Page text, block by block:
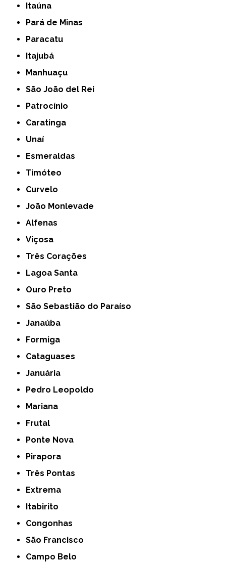
Itaúna
Pará de Minas
Paracatu
Itajubá
Manhuaçu
São João del Rei
Patrocínio
Caratinga
Unaí
Esmeraldas
Timóteo
Curvelo
João Monlevade
Alfenas
Viçosa
Três Corações
Lagoa Santa
Ouro Preto
São Sebastião do Paraíso
Janaúba
Formiga
Cataguases
Januária
Pedro Leopoldo
Mariana
Frutal
Ponte Nova
Pirapora
Três Pontas
Extrema
Itabirito
Congonhas
São Francisco
Campo Belo